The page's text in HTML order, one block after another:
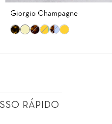
Giorgio Champagne
RÁPIDO